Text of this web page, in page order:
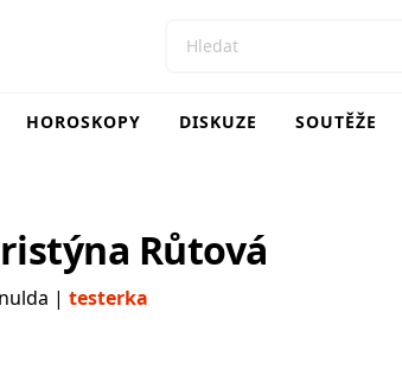
HOROSKOPY DISKUZE SOUTĚŽE
Růtová
| testerka